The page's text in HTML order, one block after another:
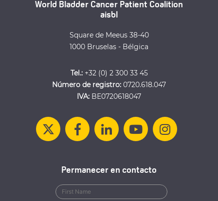
World Bladder Cancer Patient Coalition
aisbl
Square de Meeus 38-40
1000 Bruselas - Bélgica
Tel.:+32 (0) 2 300 33 45
Número de registro: 0720.618.047
IVA: BE0720618047
Permanecer en contacto